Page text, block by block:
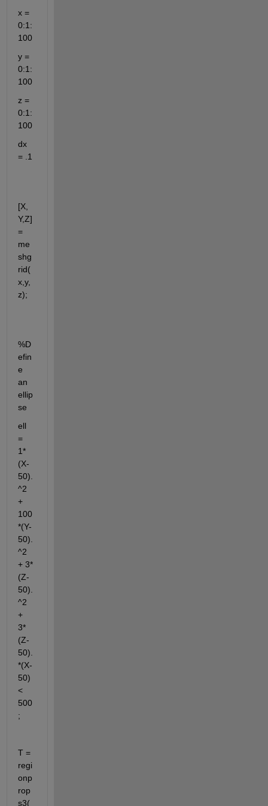
x =
0:1:
100
y =
0:1:
100
z =
0:1:
100
dx
= .1
[X,
Y,Z]
=
me
shg
rid(
x,y,
z);
%D
efin
e
an
ellip
se
ell
=
1*
(X-
50).
^2
+
100
*(Y-
50).
^2
+ 3*
(Z-
50).
^2
+
3*
(Z-
50).
*(X-
50)
<
500
;
T =
regi
onp
rop
s3(